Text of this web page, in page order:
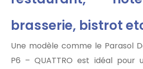
brasserie, bistrot
Une modèle comme le Parasol
P6 – QUATTRO est idéal pour